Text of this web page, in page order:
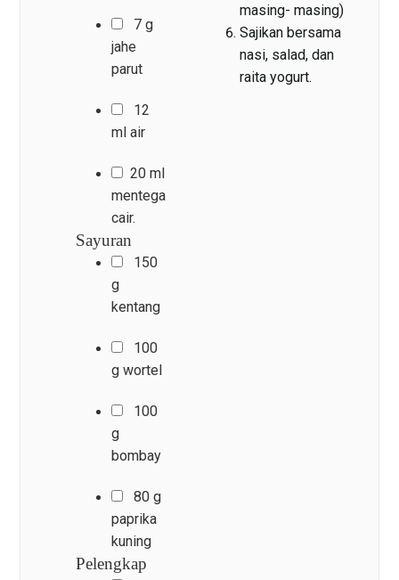
masing- masing)
Sajikan bersama
nasi, salad, dan
raita yogurt.
7 g
jahe
parut
12
ml air
20 ml
mentega
cair.
Sayuran
150
g
kentang
100
g wortel
100
g
bombay
80 g
paprika
kuning
Pelengkap